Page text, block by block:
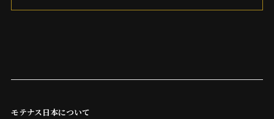
モテナス日本について